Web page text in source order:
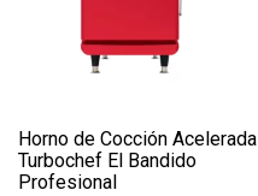
Horno de Cocción Acelerada
Turbochef El Bandido
Profesional